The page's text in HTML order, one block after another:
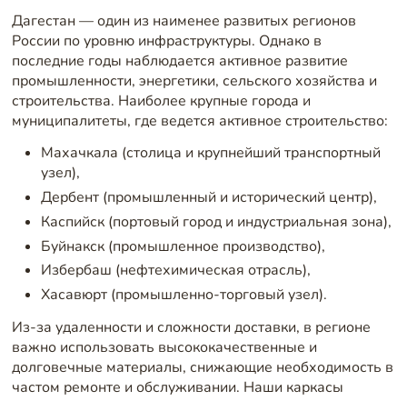
Дагестан — один из наименее развитых регионов
России по уровню инфраструктуры. Однако в
последние годы наблюдается активное развитие
промышленности, энергетики, сельского хозяйства и
строительства. Наиболее крупные города и
муниципалитеты, где ведется активное строительство:
Махачкала (столица и крупнейший транспортный
узел),
Дербент (промышленный и исторический центр),
Каспийск (портовый город и индустриальная зона),
Буйнакск (промышленное производство),
Избербаш (нефтехимическая отрасль),
Хасавюрт (промышленно-торговый узел).
Из-за удаленности и сложности доставки, в регионе
важно использовать высококачественные и
долговечные материалы, снижающие необходимость в
частом ремонте и обслуживании. Наши каркасы